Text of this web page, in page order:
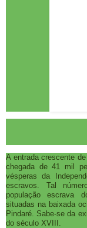
A entrada crescente
chegada de 41 mil
vésperas da
escravos. Tal
população escrava
situadas na baixada
Pindaré. Sabe-se da
do século XVIII.